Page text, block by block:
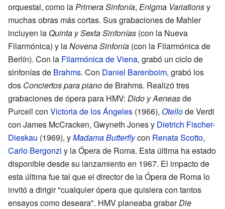
orquestal, como la Primera Sinfonía, Enigma Variationsy
muchas obras más cortas. Sus grabaciones de Mahler
incluyen la Quinta y Sexta Sinfonías (con la Nueva
Filarmónica) y laNovena Sinfonía (con la Filarmónica de
Berlín). Con la Filarmónica de Viena, grabó un ciclo de
sinfonías de Brahms. Con Daniel Barenboim, grabó los
dos Conciertos para pianode Brahms. Realizó tres
grabaciones de ópera para HMV: Dido y Aeneasde
Purcell con Victoria de los Ángeles (1966), Otellode Verdi
con James McCracken, Gwyneth Jones y Dietrich Fischer-
Dieskau (1969), yMadama Butterflycon Renata Scotto,
Carlo Bergonzi y la Ópera de Roma. Esta última ha estado
disponible desde su lanzamiento en 1967. El impacto de
esta última fue tal que el director de la Ópera de Roma lo
invitó a dirigir "cualquier ópera que quisiera con tantos
ensayos como deseara". HMV planeaba grabarDie